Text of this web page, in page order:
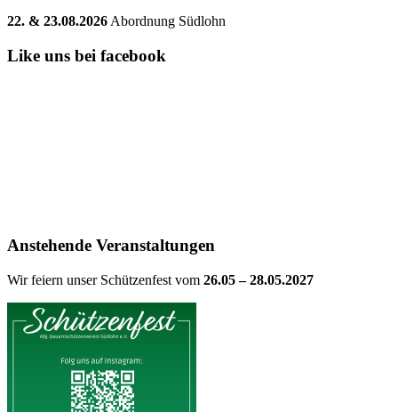
22. & 23.08.2026 Abordnung Südlohn
Like uns bei facebook
Anstehende Veranstaltungen
Wir feiern unser Schützenfest vom 26.05 – 28.05.2027